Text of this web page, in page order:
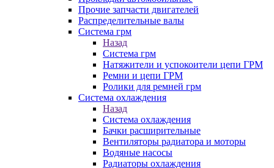
Прочие запчасти двигателей
Распределительные валы
Система грм
Назад
Система грм
Натяжители и успокоители цепи ГРМ
Ремни и цепи ГРМ
Ролики для ремней грм
Система охлаждения
Назад
Система охлаждения
Бачки расширительные
Вентиляторы радиатора и моторы
Водяные насосы
Радиаторы охлаждения